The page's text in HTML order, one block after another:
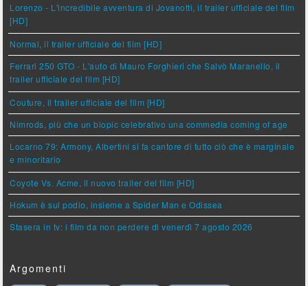
Lorenzo - L'incredibile avventura di Jovanotti, il trailer ufficiale del film
[HD]
Normal, il trailer ufficiale del film [HD]
Ferrari 250 GTO - L'auto di Mauro Forghieri che Salvò Maranello, il
trailer ufficiale del film [HD]
Couture, il trailer ufficiale del film [HD]
Nimrods, più che un biopic celebrativo una commedia coming of age
Locarno 79: Armony, Albertini si fa cantore di tutto ciò che è marginale
e minoritario
Coyote Vs. Acme, il nuovo trailer del film [HD]
Hokum è sul podio, insieme a Spider Man e Odissea
Stasera in tv: i film da non perdere di venerdì 7 agosto 2026
Argomenti